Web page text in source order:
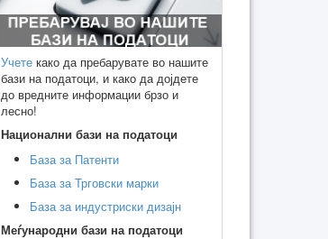
Учете како да пребарувате во нашите
бази на податоци, и како да дојдете
до вредните информации брзо и
лесно!
Национални бази на податоци
База за Патенти
База за Трговски марки
База за индустриски дизајн
Меѓународни бази на податоци